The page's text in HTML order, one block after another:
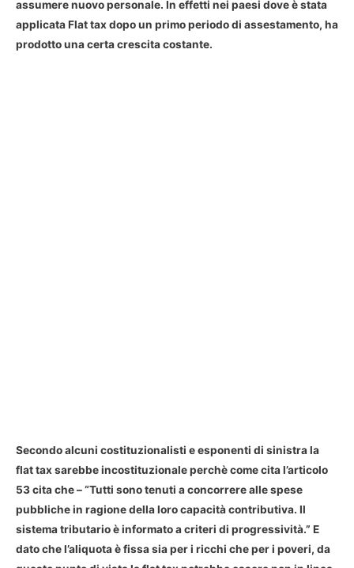
assumere nuovo personale. In effetti nei paesi dove è stata
applicataFlat taxdopo un primo periodo di assestamento, ha
prodotto una certa crescita costante.
Secondo alcuni costituzionalisti e esponenti di sinistra la
flat tax sarebbe incostituzionale perchè come cita l’articolo
53 cita che – “Tutti sono tenuti a concorrere alle spese
pubbliche in ragione della loro capacità contributiva. Il
sistema tributario è informato a criteri di progressività.” E
dato che l’aliquota è fissa sia per i ricchi che per i poveri, da